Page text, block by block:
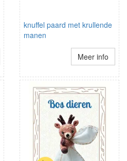
knuffel paard met krullende
manen
Meer info